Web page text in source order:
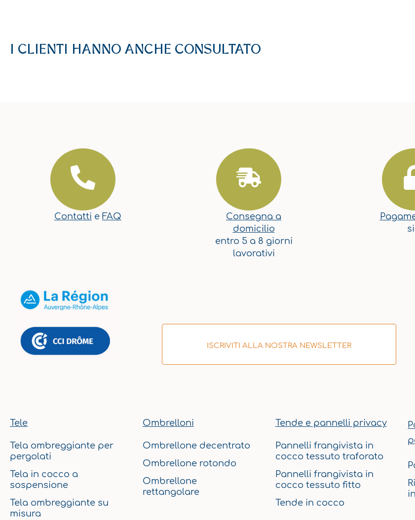
I CLIENTI HANNO ANCHE CONSULTATO
Contatti e FAQ
Consegna a
domicilio
entro 5 a 8 giorni
lavorativi
ISCRIVITI ALLA NOSTRA NEWSLETTER
Tele
Tela ombreggiante per
pergolati
Tela in cocco a
sospensione
Tela ombreggiante su
misura
Ombrelloni
Ombrellone decentrato
Ombrellone rotondo
Ombrellone
rettangolare
Tende e pannelli privacy
Pannelli frangivista in
cocco tessuto traforato
Pannelli frangivista in
cocco tessuto fitto
Tende in cocco